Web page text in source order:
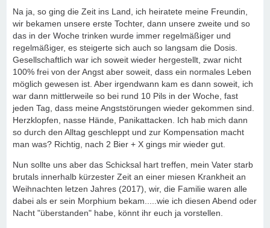
Na ja, so ging die Zeit ins Land, ich heiratete meine Freundin,
wir bekamen unsere erste Tochter, dann unsere zweite und so
das in der Woche trinken wurde immer regelmäßiger und
regelmäßiger, es steigerte sich auch so langsam die Dosis.
Gesellschaftlich war ich soweit wieder hergestellt, zwar nicht
100% frei von der Angst aber soweit, dass ein normales Leben
möglich gewesen ist. Aber irgendwann kam es dann soweit, ich
war dann mittlerweile so bei rund 10 Pils in der Woche, fast
jeden Tag, dass meine Angststörungen wieder gekommen sind.
Herzklopfen, nasse Hände, Panikattacken. Ich hab mich dann
so durch den Alltag geschleppt und zur Kompensation macht
man was? Richtig, nach 2 Bier + X gings mir wieder gut.
Nun sollte uns aber das Schicksal hart treffen, mein Vater starb
brutals innerhalb kürzester Zeit an einer miesen Krankheit an
Weihnachten letzen Jahres (2017), wir, die Familie waren alle
dabei als er sein Morphium bekam.....wie ich diesen Abend oder
Nacht "überstanden" habe, könnt ihr euch ja vorstellen.